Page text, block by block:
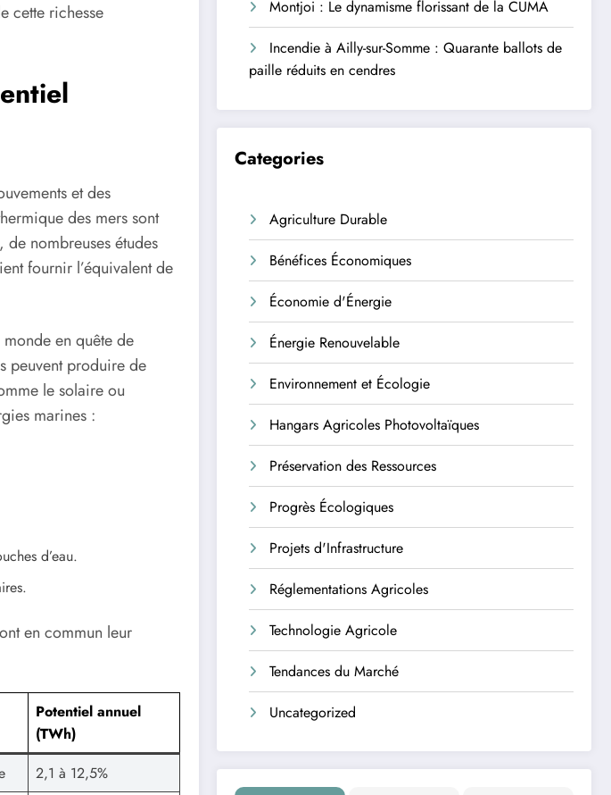
cette richesse
et des
des mers sont
nombreuses études
fournir l’équivalent de
en quête de
peuvent produire de
le solaire ou
marines :
d’eau.
en commun leur
Potentiel annuel
(TWh)
2,1 à 12,5%
Montjoi : Le dynamisme florissant de la CUMA
Incendie à Ailly-sur-Somme : Quarante ballots de
paille réduits en cendres
Categories
Agriculture Durable
Bénéfices Économiques
Économie d'Énergie
Énergie Renouvelable
Environnement et Écologie
Hangars Agricoles Photovoltaïques
Préservation des Ressources
Progrès Écologiques
Projets d'Infrastructure
Réglementations Agricoles
Technologie Agricole
Tendances du Marché
Uncategorized